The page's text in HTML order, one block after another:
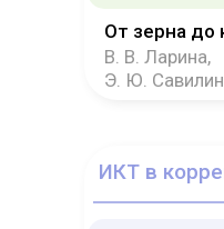
От зерна до
В. В. Ларина,
Э. Ю.
ИКТ в